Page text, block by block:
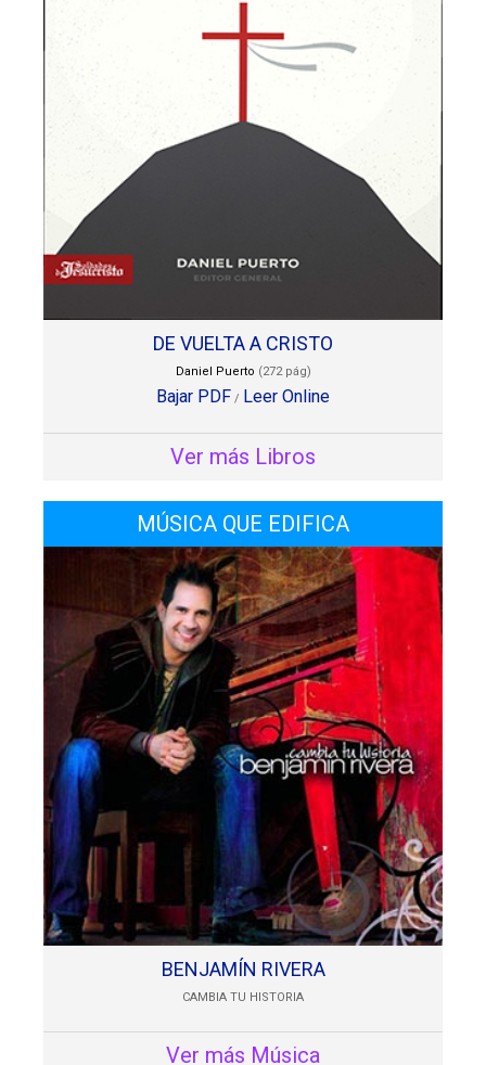
DE VUELTA A CRISTO
Daniel Puerto (272 pág)
Bajar PDF / Leer Online
Ver más Libros
MÚSICA QUE EDIFICA
BENJAMÍN RIVERA
CAMBIA TU HISTORIA
Ver más Música